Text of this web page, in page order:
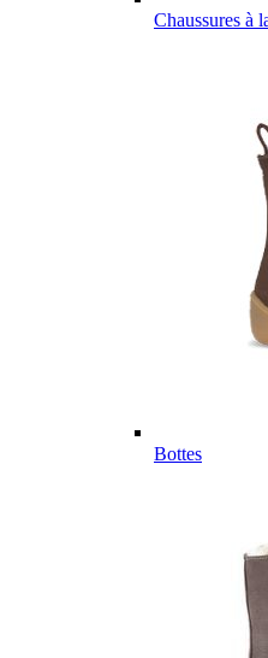
Chaussures à
Bottes